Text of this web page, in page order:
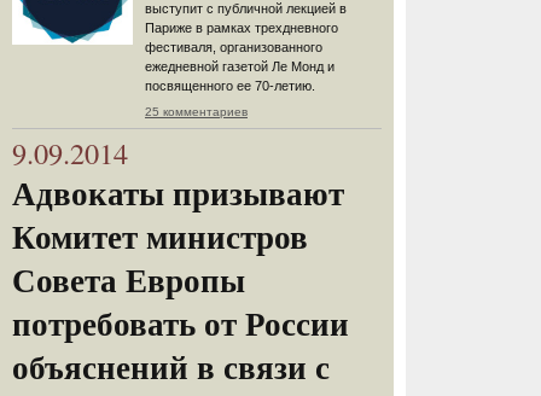
выступит с публичной лекцией в
Париже в рамках трехдневного
фестиваля, организованного
ежедневной газетой Ле Монд и
посвященного ее 70-летию.
25 комментариев
9.09.2014
Адвокаты призывают
Комитет министров
Совета Европы
потребовать от России
объяснений в связи с